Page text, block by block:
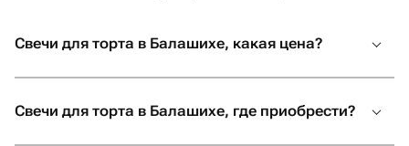
Свечи для торта в Балашихе, какая цена?
Свечи для торта в Балашихе, где приобрести?